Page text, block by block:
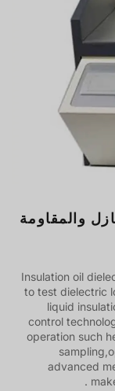
والمقاومة
Insulation oil
to test dielectric
liquid
control
operation such
advanced